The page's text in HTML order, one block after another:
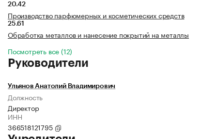
20.42
Производство парфюмерных и косметических средств
25.61
Обработка металлов и нанесение покрытий на металлы
Посмотреть все (12)
Руководители
Ульянов Анатолий Владимирович
Должность
Директор
ИНН
366518121795